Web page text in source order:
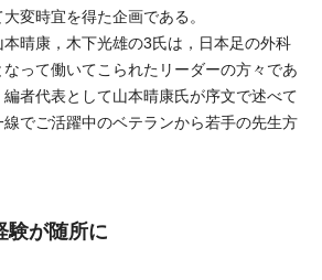
変時宜を得た企画である。
晴康，木下光雄の3氏は，日本足の外科
って働いてこられたリーダーの方々であ
者代表として山本晴康氏が序文で述べて
でご活躍中のベテランから若手の先生方
験が随所に